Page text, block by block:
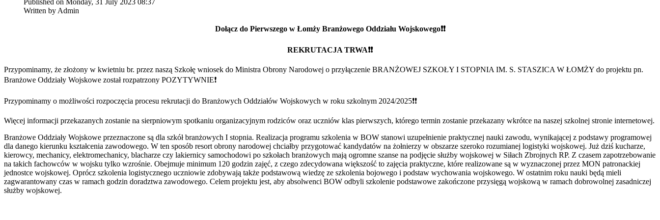
Written by Admin
Dołącz do Pierwszego w Łomży Branżowego Oddziału Wojskowego❗❗
REKRUTACJA TRWA❗❗
Przypominamy, że złożony w kwietniu br. przez naszą Szkołę wniosek do Ministra Obrony Narodowej o przyłączenie BRANŻOWEJ SZKOŁY I STOPNIA IM. S. STASZICA W ŁOMŻY do projektu pn.
Branżowe Oddziały Wojskowe został rozpatrzony POZYTYWNIE❗
Przypominamy o możliwości rozpoczęcia procesu rekrutacji do Branżowych Oddziałów Wojskowych w roku szkolnym 2024/2025❗❗
Więcej informacji przekazanych zostanie na sierpniowym spotkaniu organizacyjnym rodziców oraz uczniów klas pierwszych, którego termin zostanie przekazany wkrótce na naszej szkolnej stronie internetowej.
Branżowe Oddziały Wojskowe przeznaczone są dla szkół branżowych I stopnia. Realizacja programu szkolenia w BOW stanowi uzupełnienie praktycznej nauki zawodu, wynikającej z podstawy programowej
dla danego kierunku kształcenia zawodowego. W ten sposób resort obrony narodowej chciałby przygotować kandydatów na żołnierzy w obszarze szeroko rozumianej logistyki wojskowej. Już dziś kucharze,
kierowcy, mechanicy, elektromechanicy, blacharze czy lakiernicy samochodowi po szkołach branżowych mają ogromne szanse na podjęcie służby wojskowej w Siłach Zbrojnych RP. Z czasem zapotrzebowanie
na takich fachowców w wojsku tylko wzrośnie. Obejmuje minimum 120 godzin zajęć, z czego zdecydowana większość to zajęcia praktyczne, które realizowane są w wyznaczonej przez MON patronackiej
jednostce wojskowej. Oprócz szkolenia logistycznego uczniowie zdobywają także podstawową wiedzę ze szkolenia bojowego i podstaw wychowania wojskowego. W ostatnim roku nauki będą mieli
zagwarantowany czas w ramach godzin doradztwa zawodowego. Celem projektu jest, aby absolwenci BOW odbyli szkolenie podstawowe zakończone przysięgą wojskową w ramach dobrowolnej zasadniczej
służby wojskowej.